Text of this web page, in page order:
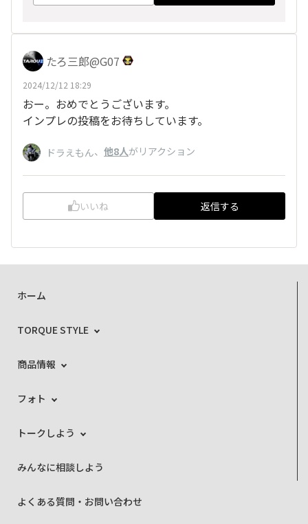
たろ三郎@G07
2024/12/12 18:29
おー。おめでとうございます。
インプレの投稿をお待ちしています。
ドラえもん、 他8人がリアクション
いいね 返信する
ホーム
TORQUE STYLE
商品情報
フォト
トークしよう
みんなに相談しよう
よくある質問・お問い合わせ